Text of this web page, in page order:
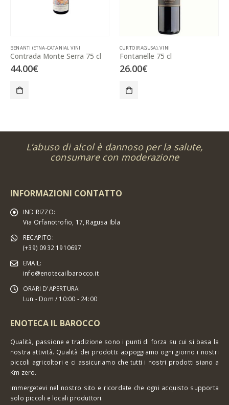
BENANTI (ETNA-CATANIA), VINI
Contrada Monte Serra 75 cl
44.00€
CURTO (RAGUSA),VINI
Fontanelle 75 cl
26.00€
L’abuso di alcol è dannoso per la salute,
consumare con moderazione
INFORMAZIONI CONTATTO
INDIRIZZO:
Via Orfanotrofio, 17, Ragusa Ibla
RECAPITO:
(+39) 0932 1910697
EMAIL:
info@enotecailbarocco.it
ORARI D'APERTURA:
Lun - Dom / 10:00 - 24:00
ENOTECA IL BAROCCO
Qualità, passione e tradizione sono i punti di forza su cui si basa la
nostra attività. Qualità dei prodotti: appoggiamo ogni giorno i nostri
piccoli agricoltori e ci assicuriamo che tutti i nostri prodotti siano a
Km zero.
Immergetevi nel nostro sito e ricordate che ogni acquisto supporta
solo piccoli e locali produttori.